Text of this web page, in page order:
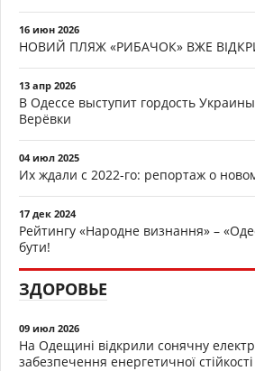
16 июн 2026
НОВИЙ ПЛЯЖ «РИБАЧОК» ВЖЕ
13 апр 2026
В Одессе выступит гордость Украины
Верёвки
04 июл 2025
Их ждали с 2022-го: репортаж о
17 дек 2024
Рейтингу «Народне визнання» –
бути!
ЗДОРОВЬЕ
09 июл 2026
На Одещині відкрили сонячну
забезпечення енергетичної